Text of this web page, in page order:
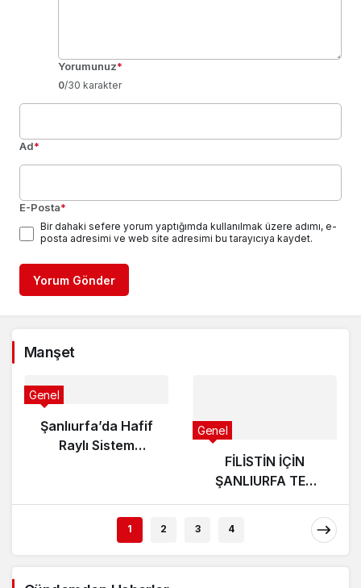
Yorumunuz*
0/30 karakter
Ad*
E-Posta*
Bir dahaki sefere yorum yaptığımda kullanılmak üzere adımı, e-
posta adresimi ve web site adresimi bu tarayıcıya kaydet.
Yorum Gönder
Manşet
Genel
Şanlıurfa’da Hafif
Raylı Sistem
Kararı
Genel
FİLİSTİN İÇİN
ŞANLIURFA TEK
YÜREK OLDU
1 2 3 4